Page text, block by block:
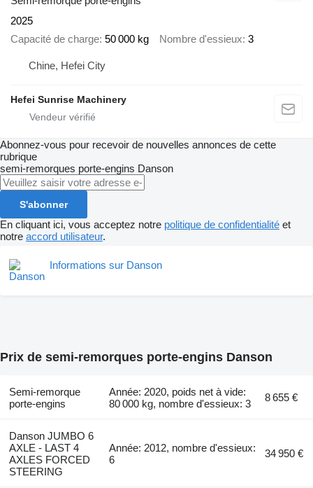
2025
Capacité de charge 50 000 kg Nombre d'essieux 3
Chine, Hefei City
Hefei Sunrise Machinery
Abonnez-vous pour recevoir de nouvelles annonces de cette
rubrique
semi-remorques porte-engins Danson
S'abonner
En cliquant ici, vous acceptez notre politique de confidentialité et
notre accord utilisateur.
Informations sur Danson
Prix de semi-remorques porte-engins Danson
Semi-remorque
porte-engins
Année: 2020, poids net à vide:
80 000 kg, nombre d'essieux: 3
8 655 €
Danson JUMBO 6
AXLE - LAST 4
AXLES FORCED
STEERING
Année: 2012, nombre d'essieux:
6
34 950 €